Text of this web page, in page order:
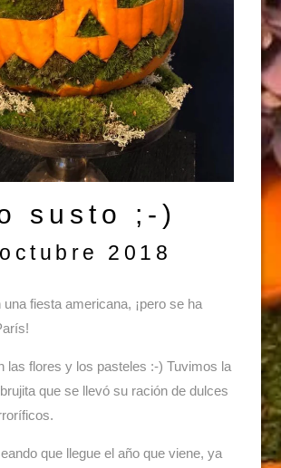
susto ;-)
2018
fiesta americana, ¡pero se ha
las flores y los pasteles :-) Tuvimos la
que se llevó su ración de dulces
que llegue el año que viene, ya